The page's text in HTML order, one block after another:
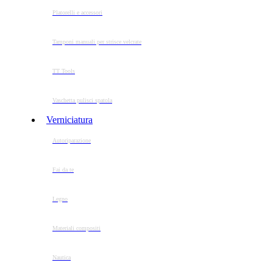
Platorelli e accessori
Tamponi manuali per strisce velcrate
TT Tools
Vaschetta pulisci spatola
Verniciatura
Autoriparazione
Fai da te
Legno
Materiali compositi
Nautica